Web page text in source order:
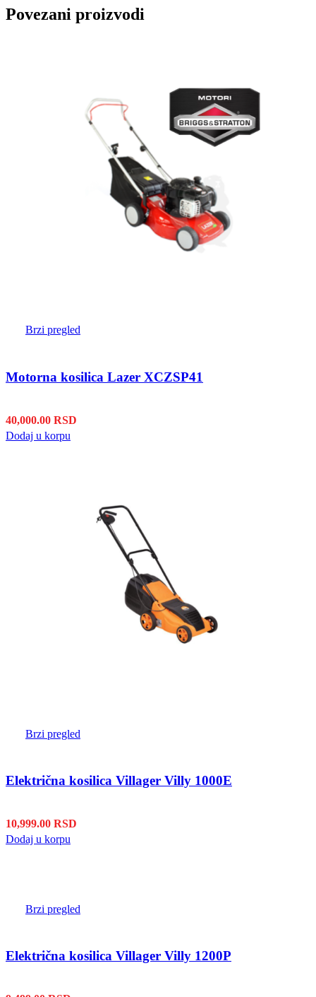
Povezani proizvodi
Brzi pregled
Motorna kosilica Lazer XCZSP41
40,000.00 RSD
Dodaj u korpu
Brzi pregled
Električna kosilica Villager Villy 1000E
10,999.00 RSD
Dodaj u korpu
Brzi pregled
Električna kosilica Villager Villy 1200P